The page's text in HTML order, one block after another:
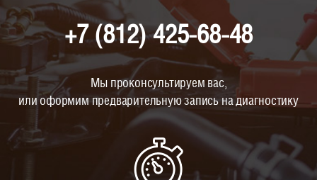
+7 (812) 425-68-48
Мы проконсультируем вас,
или оформим предварительную запись на диагностику